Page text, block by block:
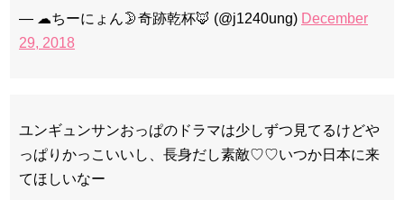
— ☁ちーにょん🌛奇跡乾杯🦊 (@j1240ung) December
29, 2018
ユンギュンサンおっぱのドラマは少しずつ見てるけどや
っぱりかっこいいし、長身だし素敵♡♡いつか日本に来
てほしいなー